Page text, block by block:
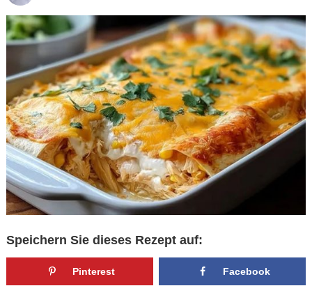
Speichern Sie dieses Rezept auf:
Pinterest Facebook